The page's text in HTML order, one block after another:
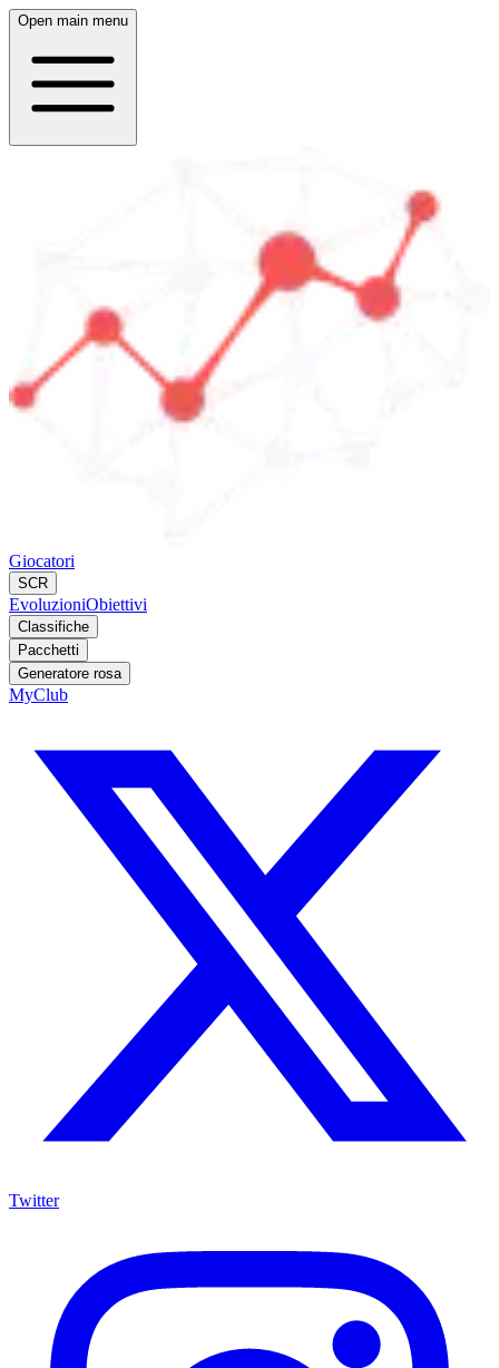
Open main menu
Giocatori
SCR
EvoluzioniObiettivi
Classifiche
Pacchetti
Generatore rosa
MyClub
Twitter